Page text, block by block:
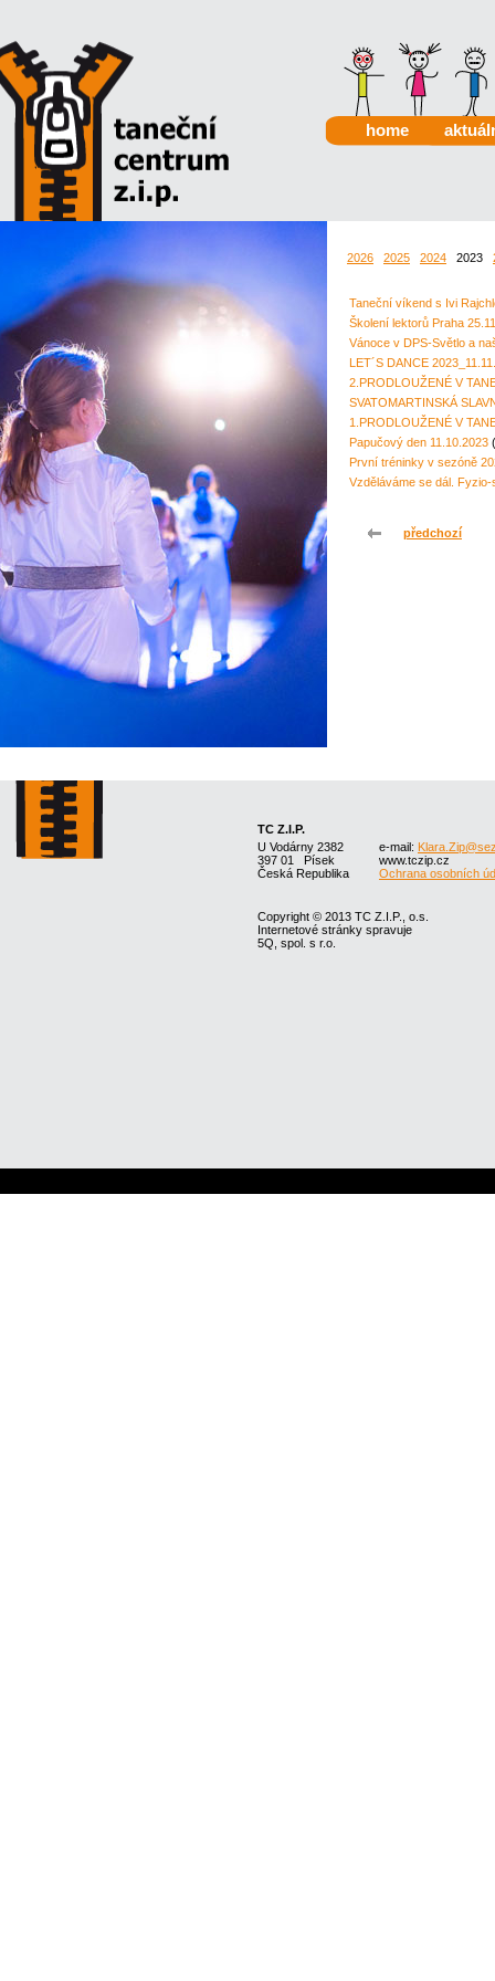
home
2026 2025 2024 2023
Taneční víkend s Ivi
Školení lektorů Praha
Vánoce v DPS-Světlo a
LET´S DANCE
2.PRODLOUŽENÉ V
SVATOMARTINSKÁ
1.PRODLOUŽENÉ V
Papučový den 11.10.2023
První tréninky v sezóně
Vzděláváme se dál.
předchozí
TC Z.I.P.
U Vodárny 2382
397 01 Písek
Česká Republika
e-mail:
www.tczip.cz
Ochrana osobních
Copyright © 2013 TC Z.I.P., o.s.
Internetové stránky spravuje
5Q, spol. s r.o.